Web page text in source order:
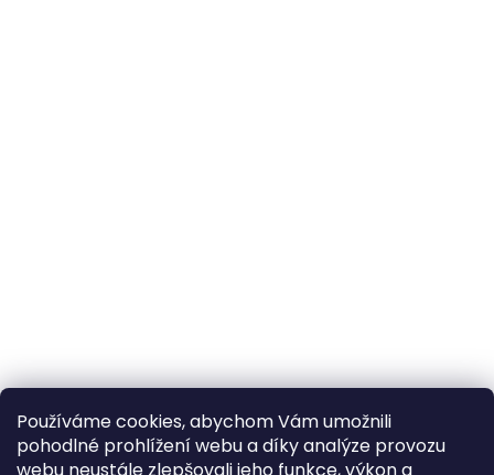
Používáme cookies, abychom Vám umožnili
pohodlné prohlížení webu a díky analýze provozu